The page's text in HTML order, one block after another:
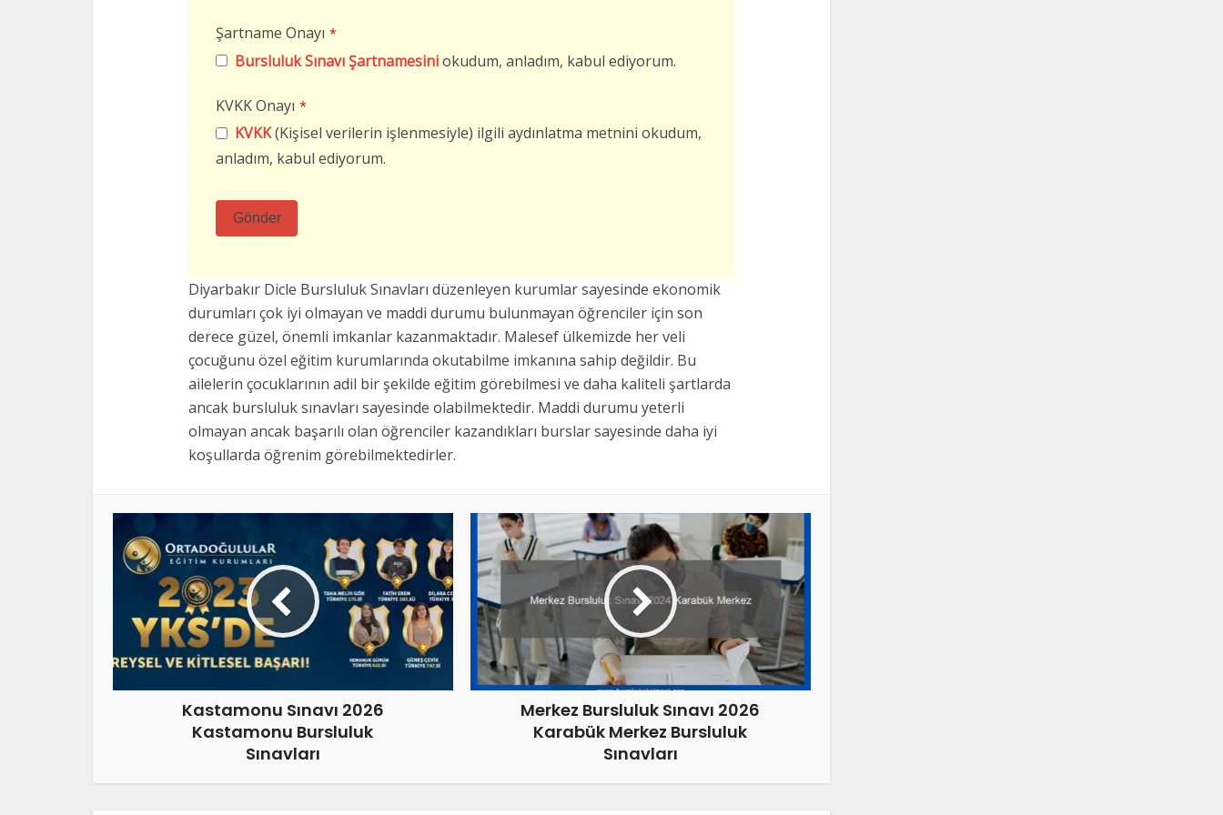
Şartname Onayı *
Bursluluk Sınavı Şartnamesiniokudum, anladım, kabul ediyorum.
KVKK Onayı *
KVKK(Kişisel verilerin işlenmesiyle) ilgili aydınlatma metnini okudum,
anladım, kabul ediyorum.
Gönder
alan
boş
bırakılmalıdır
Diyarbakır Dicle Bursluluk Sınavları düzenleyen kurumlar sayesinde ekonomik
durumları çok iyi olmayan ve maddi durumu bulunmayan öğrenciler için son
derece güzel, önemli imkanlar kazanmaktadır. Malesef ülkemizde her veli
çocuğunu özel eğitim kurumlarında okutabilme imkanına sahip değildir. Bu
ailelerin çocuklarının adil bir şekilde eğitim görebilmesi ve daha kaliteli şartlarda
ancak bursluluk sınavları sayesinde olabilmektedir. Maddi durumu yeterli
olmayan ancak başarılı olan öğrenciler kazandıkları burslar sayesinde daha iyi
koşullarda öğrenim görebilmektedirler.
Kastamonu Sınavı 2026
Kastamonu Bursluluk
Sınavları
Merkez Bursluluk Sınavı 2026
Karabük Merkez Bursluluk
Sınavları